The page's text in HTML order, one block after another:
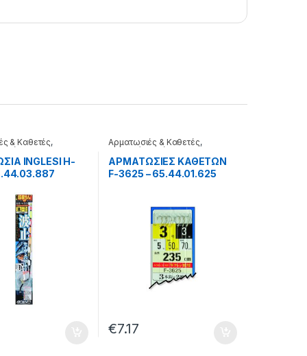
& Καθετές,
INGLESI H-
Αρματωσιές & Καθετές,
Τεχνητά δολώματα
ΑΡΜΑΤΩΣΙΕΣ ΚΑΘΕΤΩΝ
F-3625 – 65.44.01.625
€7.17